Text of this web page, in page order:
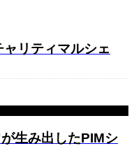
リティマルシェ
生み出したPIMシ